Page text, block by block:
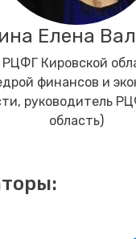
Елена
Кировской
финансов и
руководитель
область)